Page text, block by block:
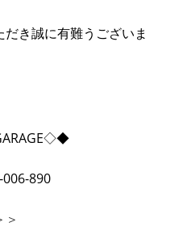
き誠に有難うございま
890